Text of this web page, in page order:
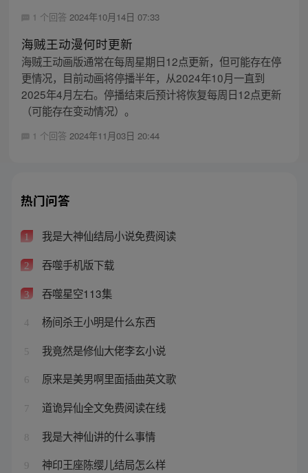
1 个回答 2024年10月14日 07:33
海贼王动漫何时更新
海贼王动画版通常在每周星期日12点更新，但可能存在停
更情况，目前动画将停播半年，从2024年10月一直到
2025年4月左右。停播结束后预计将恢复每周日12点更新
（可能存在变动情况）。
1 个回答 2024年11月03日 20:44
热门问答
1 我是大神仙结局小说免费阅读
2 吞噬手机版下载
3 吞噬星空113集
4 杨间杀王小明是什么东西
5 我竟然是修仙大佬李玄小说
6 原来是美男啊里面插曲英文歌
7 道诡异仙全文免费阅读在线
8 我是大神仙讲的什么事情
9 神印王座陈缨儿结局怎么样